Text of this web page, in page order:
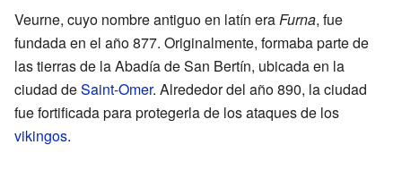
Veurne, cuyo nombre antiguo en latín eraFurna, fue
fundada en el año 877. Originalmente, formaba parte de
las tierras de la Abadía de San Bertín, ubicada en la
ciudad deSaint-Omer. Alrededor del año 890, la ciudad
fue fortificada para protegerla de los ataques de los
vikingos.